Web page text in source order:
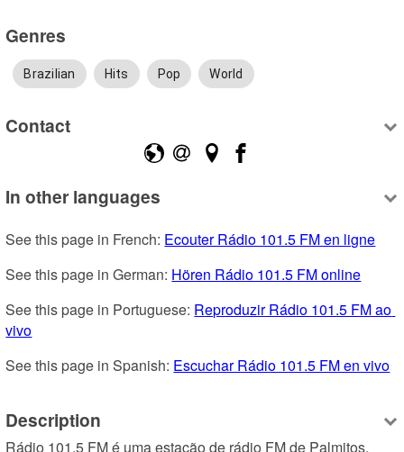
Genres
Brazilian Hits Pop World
Contact
In other languages
See this page in French: Ecouter Rádio 101.5 FM en ligne
See this page in German: Hören Rádio 101.5 FM online
See this page in Portuguese: Reproduzir Rádio 101.5 FM ao
vivo
See this page in Spanish: Escuchar Rádio 101.5 FM en vivo
Description
Rádio 101.5 FM é uma estação de rádio FM de Palmitos,